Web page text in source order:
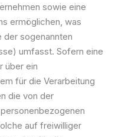
sowie eine
ermöglichen, was
der sogenannten
umfasst. Sofern eine
über ein
für die Verarbeitung
die von der
auf freiwilliger